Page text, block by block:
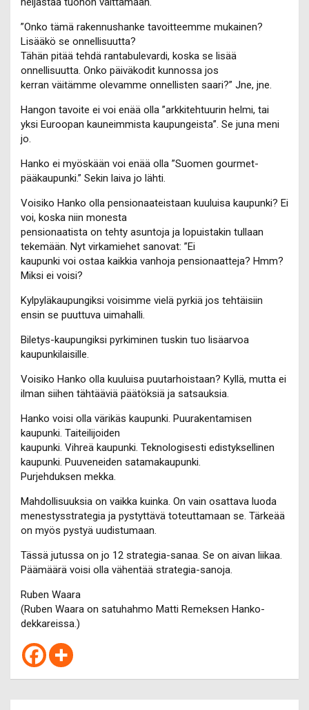
”Onko tämä rakennushanke tavoitteemme mukainen?
Lisääkö se onnellisuutta?
Tähän pitää tehdä rantabulevardi, koska se lisää
onnellisuutta. Onko päiväkodit kunnossa jos
kerran väitämme olevamme onnellisten saari?” Jne, jne.
Hangon tavoite ei voi enää olla ”arkkitehtuurin helmi, tai
yksi Euroopan kauneimmista kaupungeista”. Se juna meni
jo.
Hanko ei myöskään voi enää olla ”Suomen gourmet-
pääkaupunki.” Sekin laiva jo lähti.
Voisiko Hanko olla pensionaateistaan kuuluisa kaupunki? Ei
voi, koska niin monesta
pensionaatista on tehty asuntoja ja lopuistakin tullaan
tekemään. Nyt virkamiehet sanovat: ”Ei
kaupunki voi ostaa kaikkia vanhoja pensionaatteja? Hmm?
Miksi ei voisi?
Kylpyläkaupungiksi voisimme vielä pyrkiä jos tehtäisiin
ensin se puuttuva uimahalli.
Biletys-kaupungiksi pyrkiminen tuskin tuo lisäarvoa
kaupunkilaisille.
Voisiko Hanko olla kuuluisa puutarhoistaan? Kyllä, mutta ei
ilman siihen tähtääviä päätöksiä ja satsauksia.
Hanko voisi olla värikäs kaupunki. Puurakentamisen
kaupunki. Taiteilijoiden
kaupunki. Vihreä kaupunki. Teknologisesti edistyksellinen
kaupunki. Puuveneiden satamakaupunki.
Purjehduksen mekka.
Mahdollisuuksia on vaikka kuinka. On vain osattava luoda
menestysstrategia ja pystyttävä toteuttamaan se. Tärkeää
on myös pystyä uudistumaan.
Tässä jutussa on jo 12 strategia-sanaa. Se on aivan liikaa.
Päämäärä voisi olla vähentää strategia-sanoja.
Ruben Waara
(Ruben Waara on satuhahmo Matti Remeksen Hanko-
dekkareissa.)